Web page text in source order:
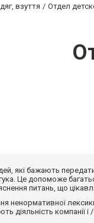
взуття Отдел
які бажають
Це допоможе
питань, що
ненормативної
діяльність компанії